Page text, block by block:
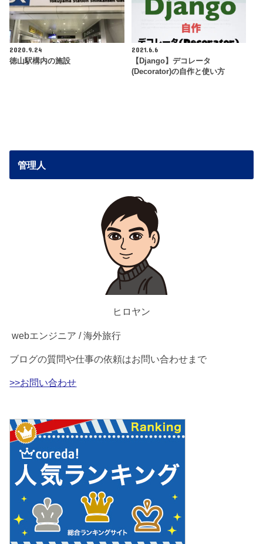
2020.9.24
徳山駅構内の施設
2021.6.6
【Django】デコレータ
(Decorator)の自作と使い方
管理人
ヒロヤン
webエンジニア / 海外旅行
ブログの質問や仕事の依頼はお問い合わせまで
>>お問い合わせ